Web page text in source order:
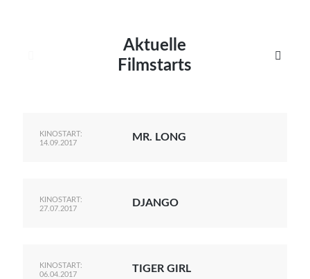
Aktuelle
Filmstarts

KINOSTART:
14.09.2017
MR. LONG
KINOSTART:
27.07.2017
DJANGO
KINOSTART:
06.04.2017
TIGER GIRL